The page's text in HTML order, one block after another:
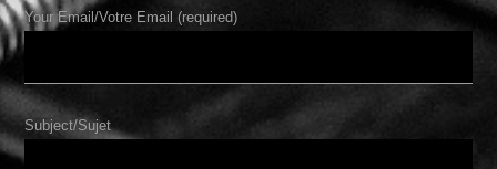
Your Email/Votre Email (required)
Subject/Sujet